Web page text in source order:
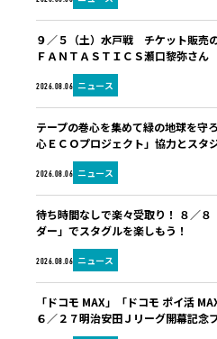
2026.08.06 ニュース
９／５（土）水戸戦 チケット販売
ＦＡＮＴＡＳＴＩＣＳ瀬口黎弥さん
2026.08.06 ニュース
テープの巻心を集めて緑の地球を
心ＥＣＯプロジェクト」協力とスタ
2026.08.06 ニュース
待ち時間なしで楽々受取り！ ８／
ダー」でスタグルを楽しもう！
「ドコモ MAX」「ドコモ ポイ活
６／２７明治安田Ｊリーグ開幕記念